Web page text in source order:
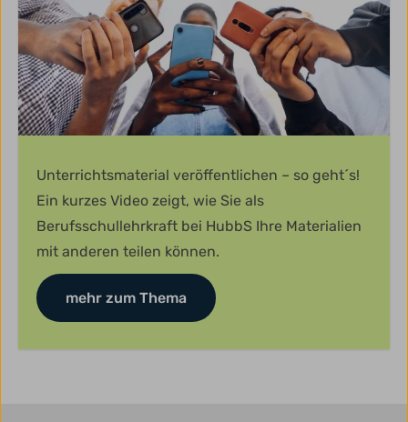
Unterrichtsmaterial veröffentlichen – so geht´s!
Ein kurzes Video zeigt, wie Sie als
Berufsschullehrkraft bei HubbS Ihre Materialien
mit anderen teilen können.
mehr zum Thema